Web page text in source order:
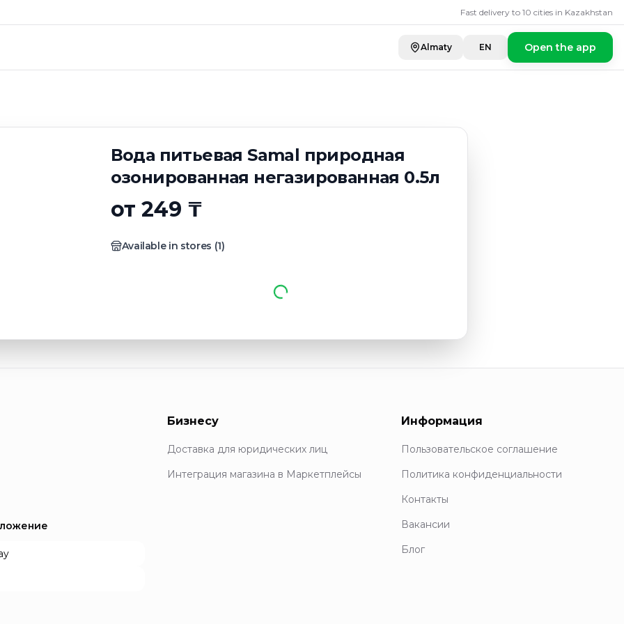
Fast delivery to 10 cities in Kazakhstan
Almaty EN Open the app
Вода питьевая Samal природная
озонированная негазированная 0.5л
от 249 ₸
Available in stores (1)
0.5л
Samal природная
Бизнесу
Доставка для юридических лиц
Интеграция магазина в Маркетплейсы
Информация
Пользовательское соглашение
Политика конфиденциальности
Контакты
Вакансии
Блог